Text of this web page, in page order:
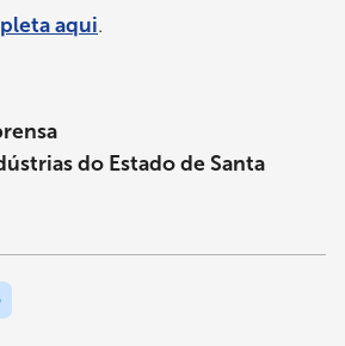
aqui.
do Estado de Santa